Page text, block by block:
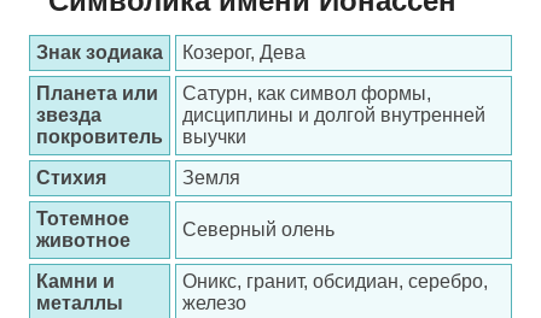
Знак зодиака
Козерог, Дева
Планета или
звезда
покровитель
Сатурн, как символ формы,
дисциплины и долгой внутренней
выучки
Стихия
Земля
Тотемное
животное
Северный олень
Камни и
металлы
Оникс, гранит, обсидиан, серебро,
железо